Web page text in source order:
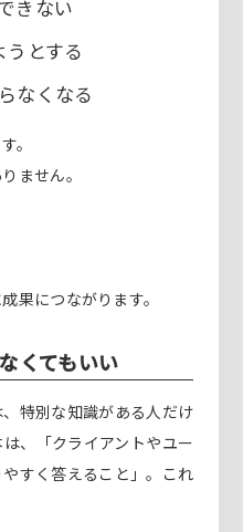
きない
とする
なくなる
。
ません。
果につながります。
くてもいい
特別な知識がある人だけ
、「クライアントやユー
すく答えること」。これ